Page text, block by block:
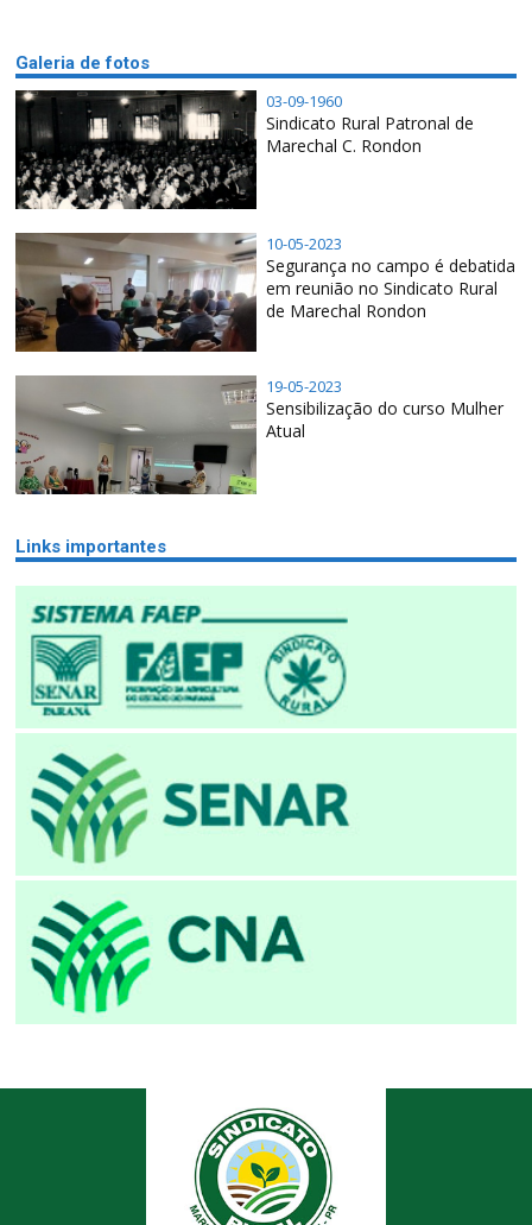
Galeria de fotos
03-09-1960
Sindicato Rural Patronal de
Marechal C. Rondon
10-05-2023
Segurança no campo é debatida
em reunião no Sindicato Rural
de Marechal Rondon
19-05-2023
Sensibilização do curso Mulher
Atual
Links importantes